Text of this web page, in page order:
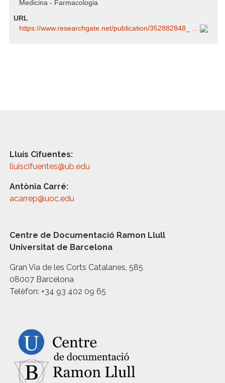
Medicina - Farmacologia
URL
https:/​/​www.researchgate.net/​publication/​352882848_ ...
Lluís Cifuentes:
lluiscifuentes@ub.edu
Antònia Carré:
acarrep@uoc.edu
Centre de Documentació Ramon Llull
Universitat de Barcelona
Gran Via de les Corts Catalanes, 585
08007 Barcelona
Telèfon: +34 93 402 09 65